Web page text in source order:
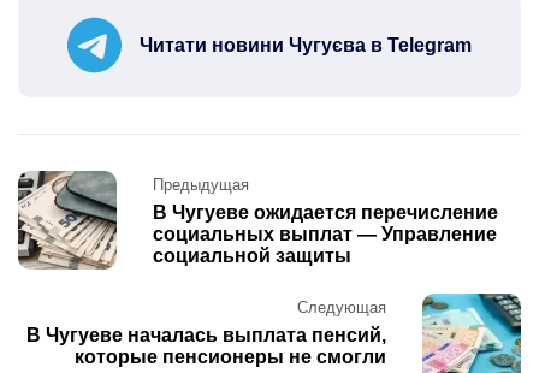
Читати новини Чугуєва в Telegram
Post
navigation
Предыдущая
В Чугуеве ожидается перечисление
социальных выплат — Управление
социальной защиты
Следующая
В Чугуеве началась выплата пенсий,
которые пенсионеры не смогли